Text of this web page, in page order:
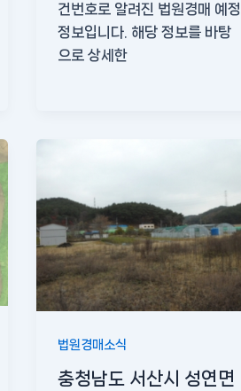
건번호로 알려진 법원경매 예정
정보입니다. 해당 정보를 바탕
으로 상세한
법원경매소식
충청남도 서산시 성연면